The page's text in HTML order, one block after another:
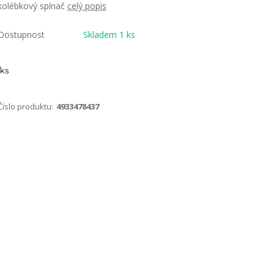
spínač celý popis
Skladem 1 ks
ks
produktu: 4933478437